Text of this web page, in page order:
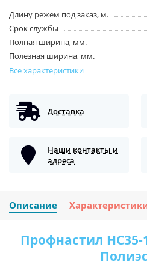
Длину режем под заказ, м.
Срок службы
Полная ширина, мм.
Полезная ширина, мм.
Все характеристики
Доставка
Наши контакты и
адреса
Описание
Профнастил НС35-